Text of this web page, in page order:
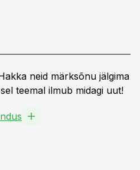
neid märksõnu jälgima
teemal ilmub midagi uut!